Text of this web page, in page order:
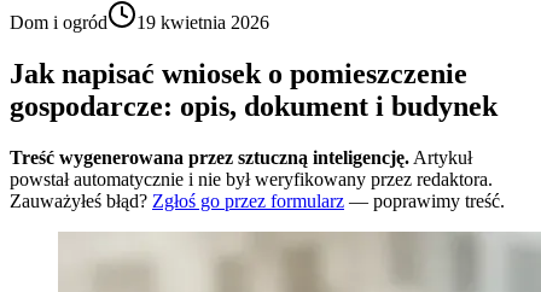
Dom i ogród
19 kwietnia 2026
Jak napisać wniosek o pomieszczenie
gospodarcze: opis, dokument i budynek
Treść wygenerowana przez sztuczną inteligencję. Artykuł
powstał automatycznie i nie był weryfikowany przez redaktora.
Zauważyłeś błąd? Zgłoś go przez formularz — poprawimy treść.